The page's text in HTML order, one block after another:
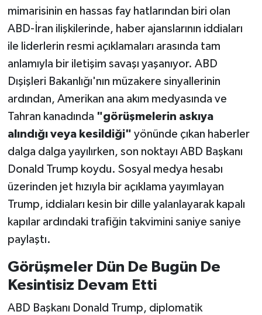
mimarisinin en hassas fay hatlarından biri olan
ABD-İran ilişkilerinde, haber ajanslarının iddiaları
ile liderlerin resmi açıklamaları arasında tam
anlamıyla bir iletişim savaşı yaşanıyor. ABD
Dışişleri Bakanlığı'nın müzakere sinyallerinin
ardından, Amerikan ana akım medyasında ve
Tahran kanadında "görüşmelerin askıya
alındığı veya kesildiği" yönünde çıkan haberler
dalga dalga yayılırken, son noktayı ABD Başkanı
Donald Trump koydu. Sosyal medya hesabı
üzerinden jet hızıyla bir açıklama yayımlayan
Trump, iddiaları kesin bir dille yalanlayarak kapalı
kapılar ardındaki trafiğin takvimini saniye saniye
paylaştı.
Görüşmeler Dün De Bugün De
Kesintisiz Devam Etti
ABD Başkanı Donald Trump, diplomatik